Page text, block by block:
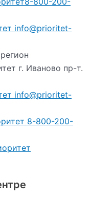
info@prioritet-
г. Иваново пр-т.
info@prioritet-
8-800-200-